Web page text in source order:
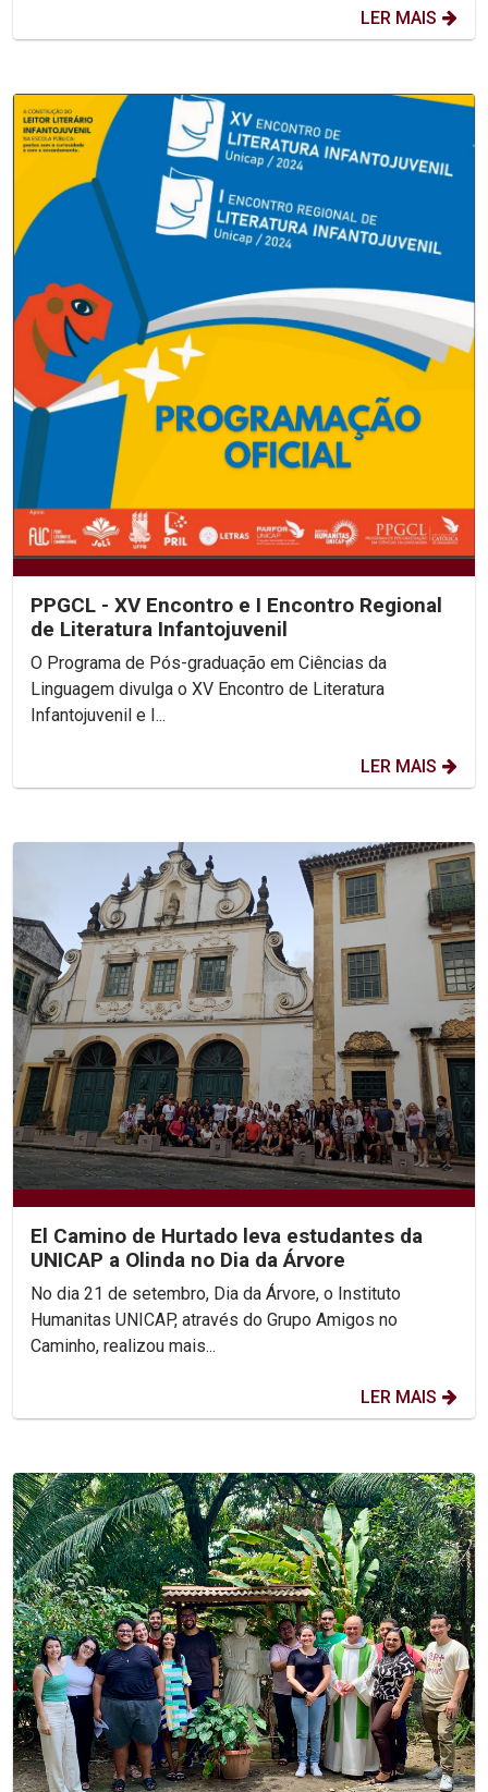
LER MAIS
PPGCL - XV Encontro e I Encontro Regional
de Literatura Infantojuvenil
O Programa de Pós-graduação em Ciências da
Linguagem divulga o XV Encontro de Literatura
Infantojuvenil e I...
LER MAIS
El Camino de Hurtado leva estudantes da
UNICAP a Olinda no Dia da Árvore
No dia 21 de setembro, Dia da Árvore, o Instituto
Humanitas UNICAP, através do Grupo Amigos no
Caminho, realizou mais...
LER MAIS